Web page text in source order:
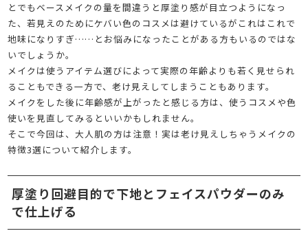
とでもベースメイクの量を間違うと厚塗り感が目立つようになっ
た、若見えのためにケバい色のコスメは避けているがこれはこれで
地味になりすぎ……とお悩みになったことがある方もいるのではな
いでしょうか。
メイクは使うアイテム選びによって実際の年齢よりも若く見せられ
ることもできる一方で、老け見えしてしまうこともあります。
メイクをした後に年齢感が上がったと感じる方は、使うコスメや色
使いを見直してみるといいかもしれません。
そこで今回は、大人肌の方は注意！実は老け見えしちゃうメイクの
特徴3選について紹介します。
厚塗り回避目的で下地とフェイスパウダーのみ
で仕上げる